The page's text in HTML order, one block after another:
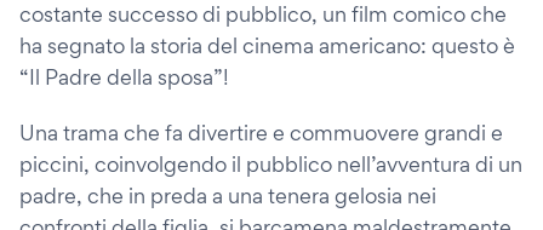
costante successo di pubblico, un film comico che
ha segnato la storia del cinema americano: questo è
“Il Padre della sposa”!
Una trama che fa divertire e commuovere grandi e
piccini, coinvolgendo il pubblico nell’avventura di un
padre, che in preda a una tenera gelosia nei